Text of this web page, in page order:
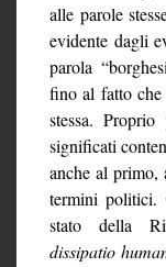
alle parole
evidente dagli
parola
fino al fatto che
stessa.
significati
anche al primo,
termini politici.
stato della
dissipatio